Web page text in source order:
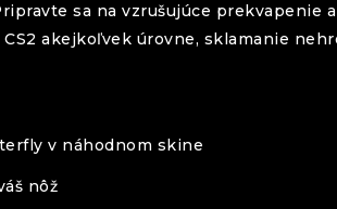
sa na vzrušujúce prekvapenie
akejkoľvek úrovne, sklamanie
v náhodnom skine
nôž